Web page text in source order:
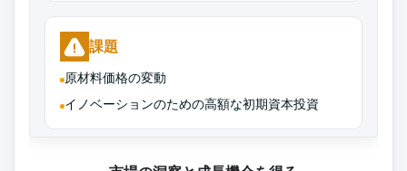
課題
原材料価格の変動
イノベーションのための高額な初期資本投資